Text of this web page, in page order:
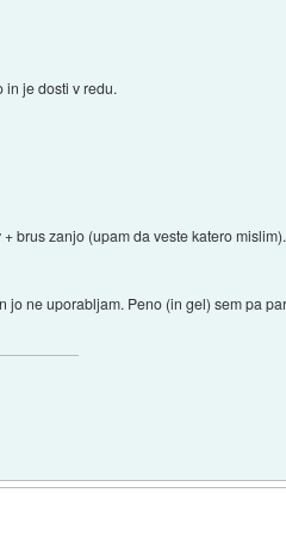
je dosti v redu.
brus zanjo (upam da veste katero
ne uporabljam. Peno (in gel) sem pa